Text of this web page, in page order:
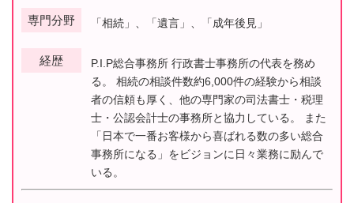
専門分野 「相続」、「遺言」、「成年後見」
経歴
P.I.P総合事務所 行政書士事務所の代表を務め
る。 相続の相談件数約6,000件の経験から相談
者の信頼も厚く、他の専門家の司法書士・税理
士・公認会計士の事務所と協力している。 また
「日本で一番お客様から喜ばれる数の多い総合
事務所になる」をビジョンに日々業務に励んで
いる。